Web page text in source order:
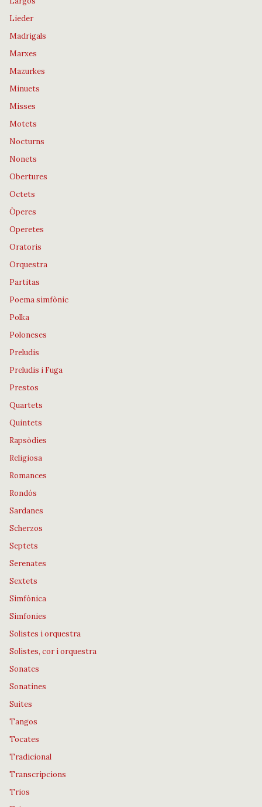
Lieder
Madrigals
Marxes
Mazurkes
Minuets
Misses
Motets
Nocturns
Nonets
Obertures
Octets
Òperes
Operetes
Oratoris
Orquestra
Partitas
Poema simfònic
Polka
Poloneses
Preludis
Preludis i Fuga
Prestos
Quartets
Quintets
Rapsòdies
Religiosa
Romances
Rondós
Sardanes
Scherzos
Septets
Serenates
Sextets
Simfònica
Simfonies
Solistes i orquestra
Solistes, cor i orquestra
Sonates
Sonatines
Suites
Tangos
Tocates
Tradicional
Transcripcions
Trios